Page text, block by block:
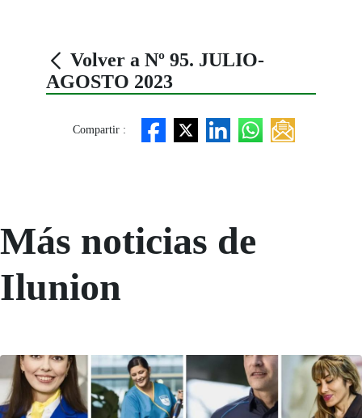
Volver a Nº 95. JULIO-
AGOSTO 2023
Compartir :
Más noticias de
Ilunion